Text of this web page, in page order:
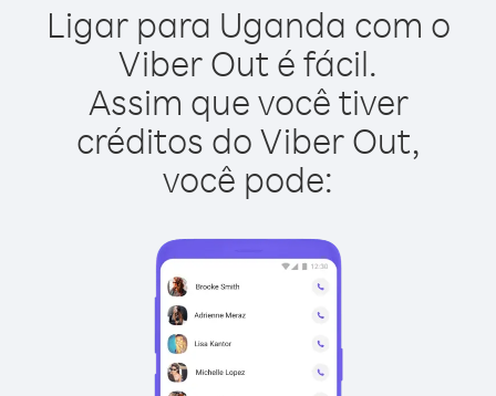
Ligar para Uganda com o
Viber Out é fácil.
Assim que você tiver
créditos do Viber Out,
você pode: